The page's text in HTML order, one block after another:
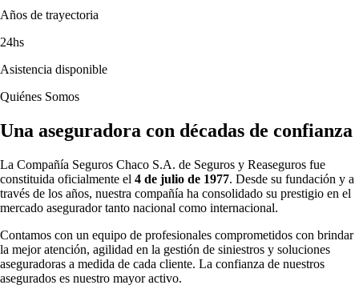
Años de trayectoria
24hs
Asistencia disponible
Quiénes Somos
Una aseguradora con décadas de confianza
La Compañía Seguros Chaco S.A. de Seguros y Reaseguros fue
constituida oficialmente el 4 de julio de 1977. Desde su fundación y a
través de los años, nuestra compañía ha consolidado su prestigio en el
mercado asegurador tanto nacional como internacional.
Contamos con un equipo de profesionales comprometidos con brindar
la mejor atención, agilidad en la gestión de siniestros y soluciones
aseguradoras a medida de cada cliente. La confianza de nuestros
asegurados es nuestro mayor activo.